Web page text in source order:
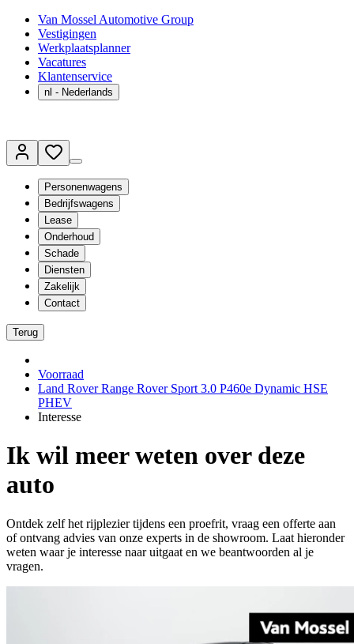
Van Mossel Automotive Group
Vestigingen
Werkplaatsplanner
Vacatures
Klantenservice
nl - Nederlands
Personenwagens
Bedrijfswagens
Lease
Onderhoud
Schade
Diensten
Zakelijk
Contact
Terug
Voorraad
Land Rover Range Rover Sport 3.0 P460e Dynamic HSE
PHEV
Interesse
Ik wil meer weten over deze
auto
Ontdek zelf het rijplezier tijdens een proefrit, vraag een offerte aan
of ontvang advies van onze experts in de showroom. Laat hieronder
weten waar je interesse naar uitgaat en we beantwoorden al je
vragen.